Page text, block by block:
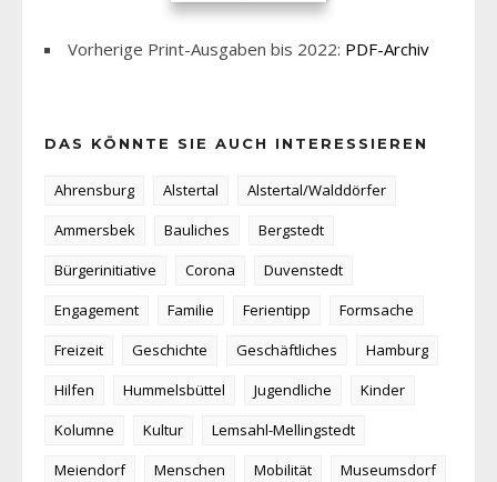
Vorherige Print-Ausgaben bis 2022: PDF-Archiv
DAS KÖNNTE SIE AUCH INTERESSIEREN
Ahrensburg Alstertal
Alstertal/Walddörfer
Ammersbek
Bauliches
Bergstedt
Bürgerinitiative
Corona
Duvenstedt
Engagement
Familie Ferientipp
Formsache
Freizeit
Geschichte Geschäftliches
Hamburg
Hilfen
Hummelsbüttel Jugendliche
Kinder
Kolumne
Kultur
Lemsahl-Mellingstedt
Meiendorf
Menschen Mobilität
Museumsdorf